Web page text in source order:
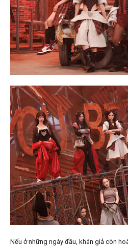
Nếu ở những ngày đầu, khán giả còn